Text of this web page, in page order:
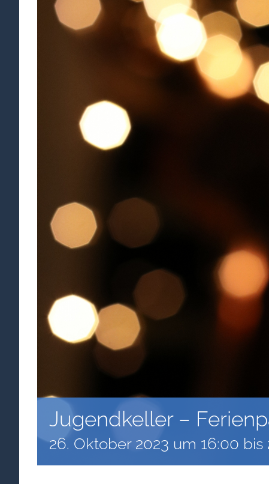
Jugendkeller –
26. Oktober 2023 um 16:00 bis